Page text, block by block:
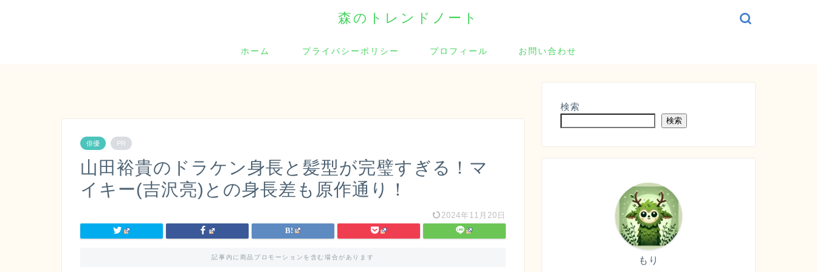
森のトレンドノート
ホーム プライバシーポリシー プロフィール お問い合わせ
俳優 PR
山田裕貴のドラケン身長と髪型が完璧すぎる！マ
イキー(吉沢亮)との身長差も原作通り！
2024年11月20日
記事内に商品プロモーションを含む場合があります
検索
検索
もり